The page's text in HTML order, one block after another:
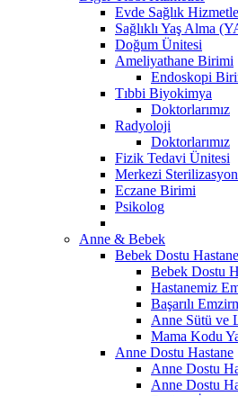
Evde Sağlık
Sağlıklı Yaş Alma
Doğum Ünitesi
Ameliyathane Birimi
Endoskopi
Tıbbi Biyokimya
Doktorlarımız
Radyoloji
Doktorlarımız
Fizik Tedavi Ünitesi
Merkezi
Eczane Birimi
Psikolog
Anne & Bebek
Bebek Dostu Hastane
Bebek Dostu
Hastanemiz
Başarılı
Anne Sütü ve
Mama Kodu
Anne Dostu Hastane
Anne Dostu
Anne Dostu